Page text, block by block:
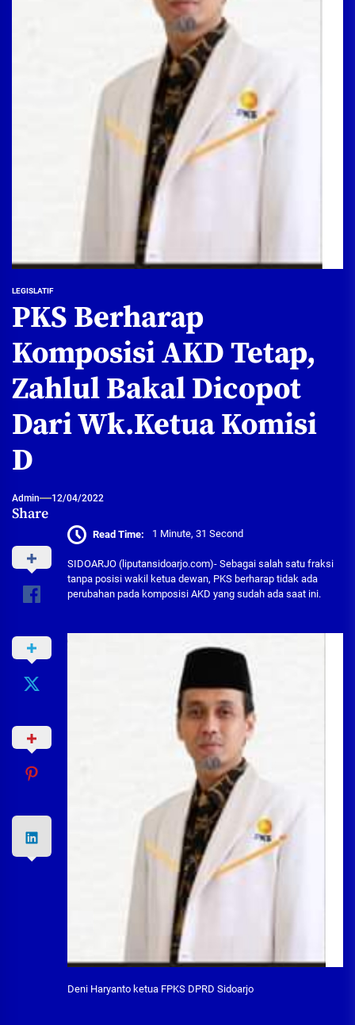
LEGISLATIF
PKS Berharap
Komposisi AKD Tetap,
Zahlul Bakal Dicopot
Dari Wk.Ketua Komisi
D
Admin 12/04/2022
Share
Read Time: 1 Minute, 31 Second
SIDOARJO (liputansidoarjo.com)- Sebagai salah satu fraksi
tanpa posisi wakil ketua dewan, PKS berharap tidak ada
perubahan pada komposisi AKD yang sudah ada saat ini.
Deni Haryanto ketua FPKS DPRD Sidoarjo